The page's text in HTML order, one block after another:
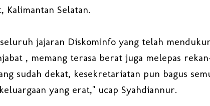
Kalimantan Selatan.
jajaran Diskominfo yang telah
, memang terasa berat juga melepas
sudah dekat, kesekretariatan pun bagus
yang erat," ucap Syahdiannur.